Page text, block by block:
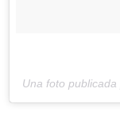
Una foto